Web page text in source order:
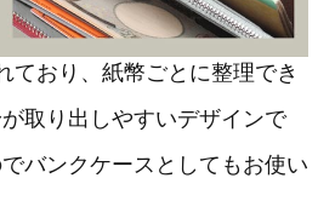
ており、紙幣ごとに整理でき
取り出しやすいデザインで
バンクケースとしてもお使い